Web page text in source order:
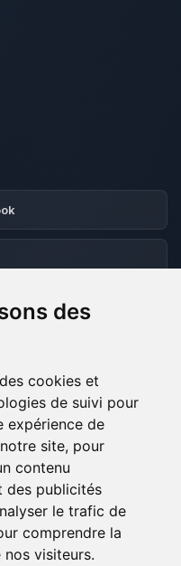
des
cookies et
de suivi pour
expérience de
site, pour
contenu
des publicités
le trafic de
comprendre la
visiteurs.
ACCEPTÉS